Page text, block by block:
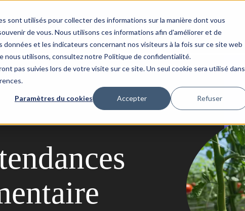
sont utilisés pour collecter des informations sur la manière dont vous
de vous. Nous utilisons ces informations afin d'améliorer et de
et les indicateurs concernant nos visiteurs à la fois sur ce site web
nous utilisons, consultez notre Politique de confidentialité.
pas suivies lors de votre visite sur ce site. Un seul cookie sera utilisé dans
Paramètres du cookies Accepter Refuser
Histoires à succès